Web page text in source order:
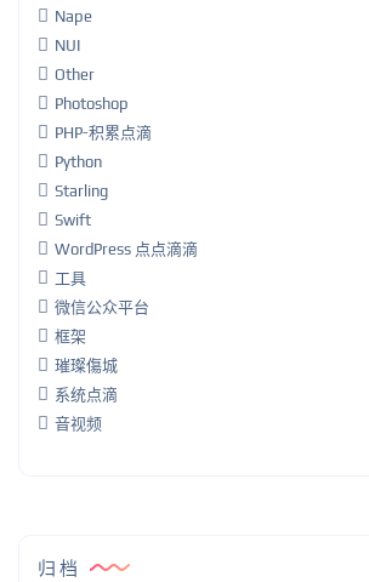
Nape
NUI
Other
Photoshop
PHP-积累点滴
Python
Starling
Swift
WordPress 点点滴滴
工具
微信公众平台
框架
璀璨傷城
系统点滴
音视频
归档